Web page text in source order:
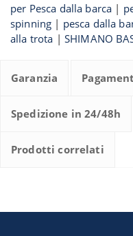
per Pesca dalla barca |
spinning | pesca dalla
alla trota | SHIMANO
Garanzia
Spedizione in 24/48h
Prodotti correlati